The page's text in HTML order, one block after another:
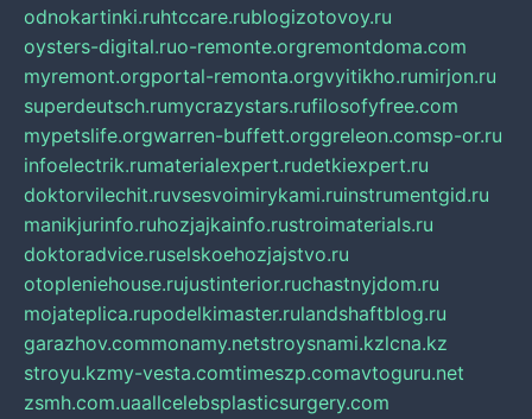
odnokartinki.ruhtccare.rublogizotovoy.ru
oysters-digital.ruo-remonte.orgremontdoma.com
myremont.orgportal-remonta.orgvyitikho.rumirjon.ru
superdeutsch.rumycrazystars.rufilosofyfree.com
mypetslife.orgwarren-buffett.orggreleon.comsp-or.ru
infoelectrik.rumaterialexpert.rudetkiexpert.ru
doktorvilechit.ruvsesvoimirykami.ruinstrumentgid.ru
manikjurinfo.ruhozjajkainfo.rustroimaterials.ru
doktoradvice.ruselskoehozjajstvo.ru
otopleniehouse.rujustinterior.ruchastnyjdom.ru
mojateplica.rupodelkimaster.rulandshaftblog.ru
garazhov.commonamy.netstroysnami.kzlcna.kz
stroyu.kzmy-vesta.comtimeszp.comavtoguru.net
zsmh.com.uaallcelebsplasticsurgery.com